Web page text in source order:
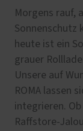
Morgens rauf,
Sonnenschutz
heute ist ein
grauer
Unsere auf
ROMA lassen
integrieren.
Raffstore-